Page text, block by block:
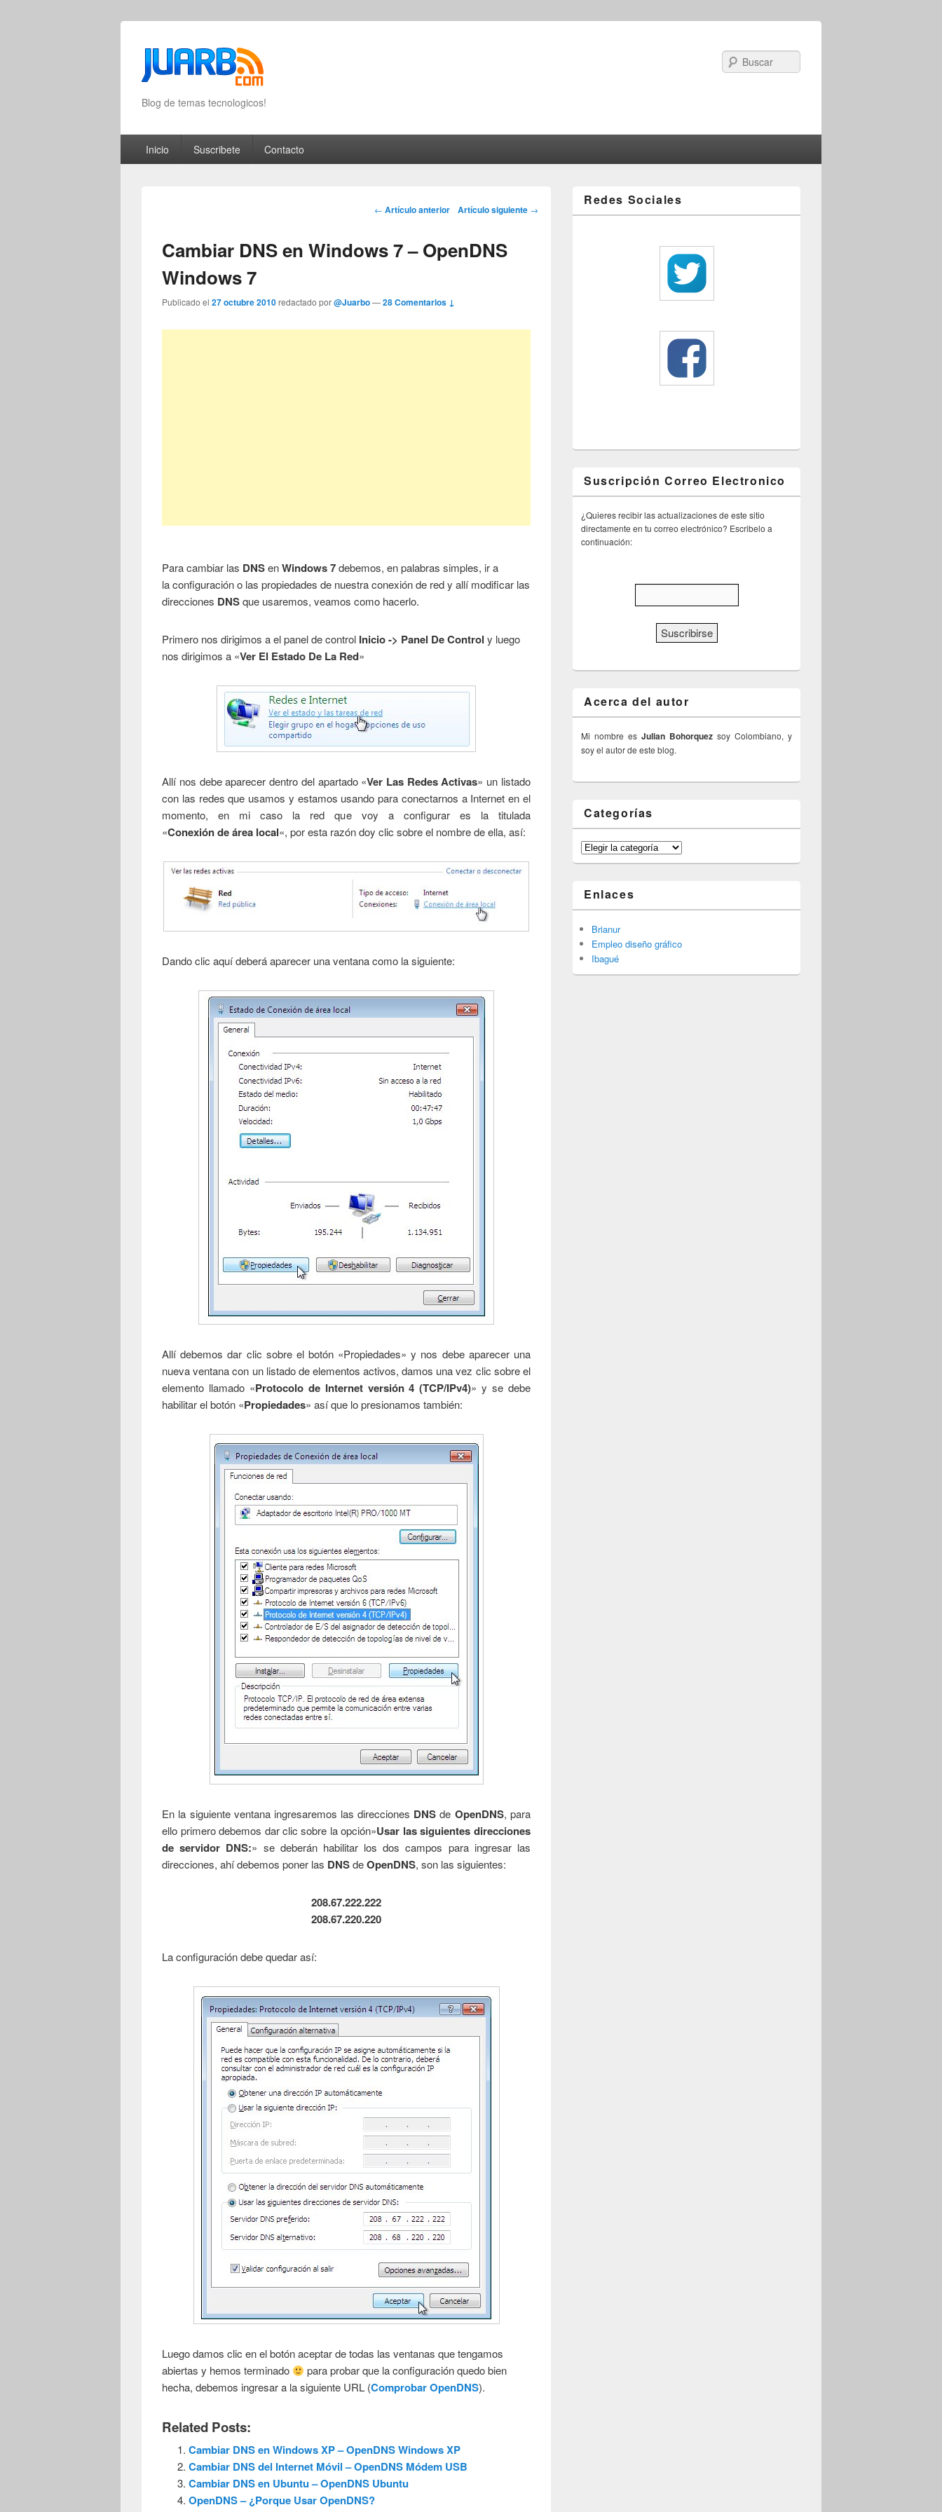
Blog de temas tecnologicos!
Primary menu
Skip to primary content
Skip to secondary content
Inicio Suscribete Contacto
Post navigation
← Artículo anterior Artículo siguiente →
Cambiar DNS en Windows 7 – OpenDNS
Windows 7
Publicado el27 octubre 2010redactado por@Juarbo—28 Comentarios ↓
Para cambiar las DNSenWindows 7debemos, en palabras simples, ir a
la configuración o las propiedades de nuestra conexión de red y allí modificar las
direcciones DNSque usaremos, veamos como hacerlo.
Primero nos dirigimos a el panel de control Inicio -> Panel De Control y luego
nos dirigimos a «Ver El Estado De La Red»
Allí nos debe aparecer dentro del apartado «Ver Las Redes Activas» un listado
con las redes que usamos y estamos usando para conectarnos a Internet en el
momento, en mi caso la red que voy a configurar es la titulada
«Conexión de área local«, por esta razón doy clic sobre el nombre de ella, así:
Dando clic aquí deberá aparecer una ventana como la siguiente:
Allí debemos dar clic sobre el botón «Propiedades» y nos debe aparecer una
nueva ventana con un listado de elementos activos, damos una vez clic sobre el
elemento llamado «Protocolo de Internet versión 4 (TCP/IPv4)» y se debe
habilitar el botón «Propiedades» así que lo presionamos también:
En la siguiente ventana ingresaremos las direcciones DNS de OpenDNS, para
ello primero debemos dar clic sobre la opción»Usar las siguientes direcciones
de servidor DNS:» se deberán habilitar los dos campos para ingresar las
direcciones, ahí debemos poner las DNSdeOpenDNS, son las siguientes:
208.67.222.222
208.67.220.220
La configuración debe quedar así:
Luego damos clic en el botón aceptar de todas las ventanas que tengamos
abiertas y hemos terminado
para probar que la configuración quedo bien
hecha, debemos ingresar a la siguiente URL (Comprobar OpenDNS).
Related Posts:
Cambiar DNS en Windows XP – OpenDNS Windows XP
Cambiar DNS del Internet Móvil – OpenDNS Módem USB
Cambiar DNS en Ubuntu – OpenDNS Ubuntu
OpenDNS – ¿Porque Usar OpenDNS?
Redes Sociales
Suscripción Correo Electronico
¿Quieres recibir las actualizaciones de este sitio
directamente en tu correo electrónico? Escribelo a
continuación:
Acerca del autor
Mi nombre es Julian Bohorquez soy Colombiano, y
soy el autor de este blog.
Categorías
Categorías
Enlaces
Brianur
Empleo diseño gráfico
Ibagué